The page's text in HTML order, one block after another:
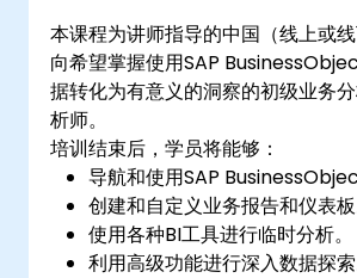
辑函数创建动态和自定义的可
设计互动式仪表板和故事，结
筛选器来讲述有凝聚力的叙述。
本课程为讲师指导的中国（线上或
向希望掌握使用SAP
据转化为有意义的洞察的初级业务
析师。
培训结束后，学员将能够：
导航和使用SAP
创建和自定义业务报告和仪表板
使用各种BI工具进行临时分析。
利用高级功能进行深入数据探索